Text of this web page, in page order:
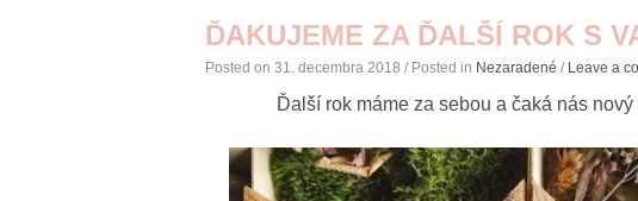
ĎAKUJEME ZA ĎALŠÍ ROK S
Posted on 31. decembra 2018 / Posted in Nezaradené / Leave a
Ďalší rok máme za sebou a čaká nás